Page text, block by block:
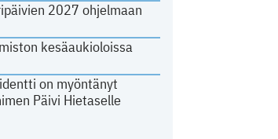
2027 ohjelmaan
kesäaukioloissa
on myöntänyt
Päivi Hietaselle